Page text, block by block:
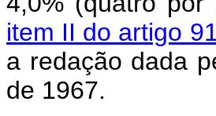
item II do artigo
a redação dada
de 1967.